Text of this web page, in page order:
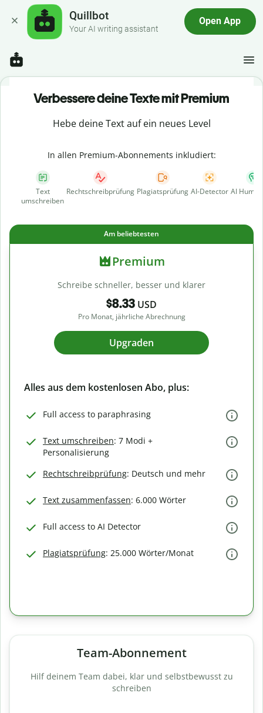
Quillbot
Your AI writing assistant
Open App
Verbessere deine Texte mit Premium
Hebe deine Text auf ein neues Level
In allen Premium-Abonnements inkludiert:
Text
umschreiben
Rechtschreibprüfung Plagiatsprüfung AI-Detector AI
Am beliebtesten
Premium
Schreibe schneller, besser und klarer
$8.33 USD
Pro Monat, jährliche Abrechnung
Upgraden
Alles aus dem kostenlosen Abo, plus:
Full access to paraphrasing
Text umschreiben: 7 Modi +
Personalisierung
Rechtschreibprüfung: Deutsch und mehr
Text zusammenfassen: 6.000 Wörter
Full access to AI Detector
Plagiatsprüfung: 25.000 Wörter/Monat
Team-Abonnement
Hilf deinem Team dabei, klar und selbstbewusst zu
schreiben